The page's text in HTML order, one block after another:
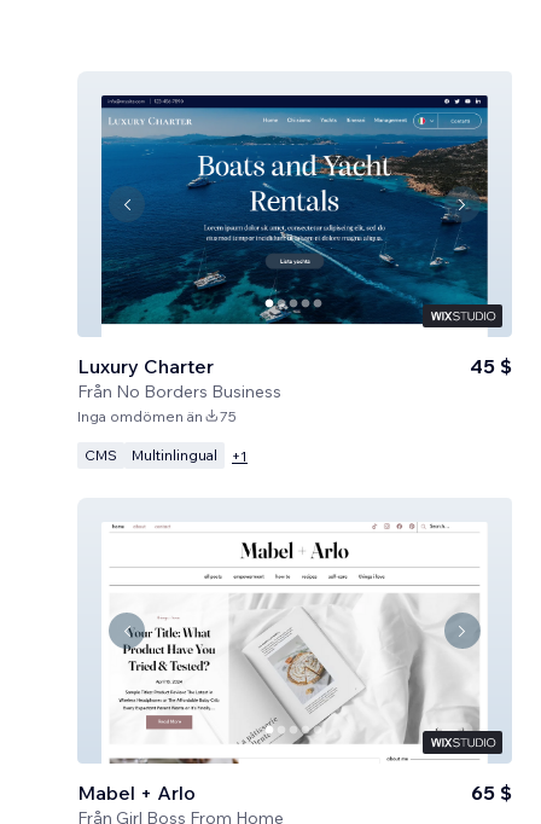
Luxury Charter
Från No Borders Business
45 $
Inga omdömen än 75
CMS Multinlingual +1
Mabel + Arlo
Från Girl Boss From Home
65 $